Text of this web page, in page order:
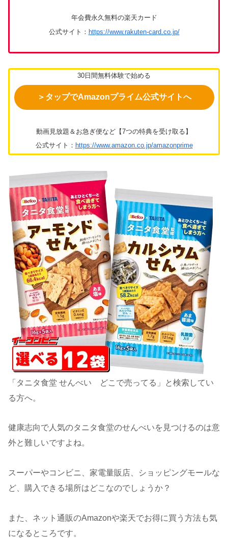
年会費永久無料の楽天カード
公式サイト： https://www.rakuten-card.co.jp/
30日間無料体験で始める
＞タップでAmazonプライム公式サイトへ
動画見放題＆お急ぎ便など【7つの特典を受け取る】
公式サイト： https://www.amazon.co.jp/amazonprime
「タニタ食堂 せんべい どこで売ってる」と検索してい
る方へ。
健康志向で人気のタニタ食堂のせんべいを見つけるのは意
外と難しいですよね。
スーパーやコンビニ、家電量販店、ショッピングモールな
ど、購入できる場所はどこなのでしょうか？
また、ネット通販のAmazonや楽天でお得に買う方法も気
になるところです。